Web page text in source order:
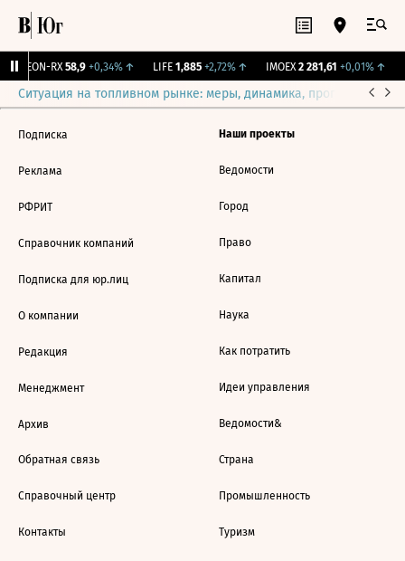
VEON-RX 58,9 +0,34%↑ LIFE 1,885 +2,72%↑ IMOEX 2 281,61 +0,01%↑
Ситуация на топливном рынке: меры, динамика, прогнозы
Подписка
Реклама
РФРИТ
Справочник компаний
Подписка для юр.лиц
О компании
Редакция
Менеджмент
Архив
Обратная связь
Справочный центр
Контакты
Наши проекты
Ведомости
Город
Право
Капитал
Наука
Как потратить
Идеи управления
Ведомости&
Страна
Промышленность
Туризм